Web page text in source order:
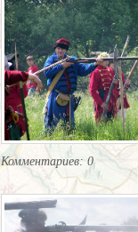
Комментариев: 0